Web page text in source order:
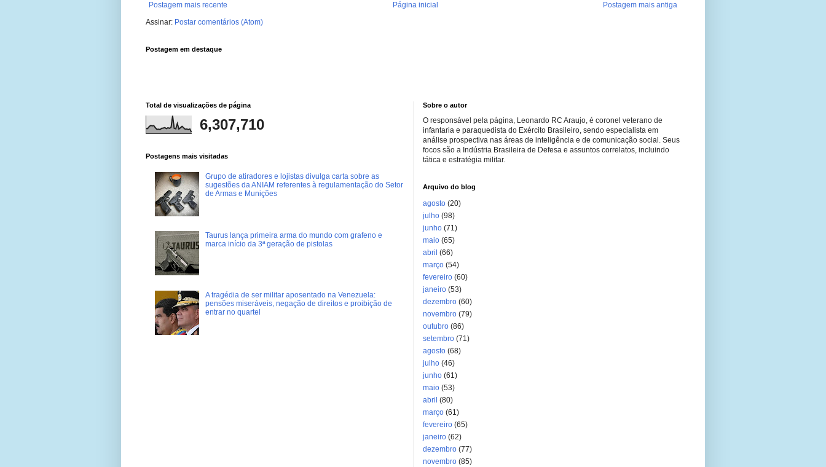
Postagem mais recente Postagem mais antiga
Página inicial
Assinar: Postar comentários (Atom)
Postagem em destaque
Total de visualizações de página
6,307,710
Postagens mais visitadas
Grupo de atiradores e lojistas divulga carta sobre as
sugestões da ANIAM referentes à regulamentação do Setor
de Armas e Munições
Taurus lança primeira arma do mundo com grafeno e
marca início da 3ª geração de pistolas
A tragédia de ser militar aposentado na Venezuela:
pensões miseráveis, negação de direitos e proibição de
entrar no quartel
Sobre o autor
O responsável pela página, Leonardo RC Araujo, é coronel veterano de
infantaria e paraquedista do Exército Brasileiro, sendo especialista em
análise prospectiva nas áreas de inteligência e de comunicação social. Seus
focos são a Indústria Brasileira de Defesa e assuntos correlatos, incluindo
tática e estratégia militar.
Arquivo do blog
agosto (20)
julho (98)
junho (71)
maio (65)
abril (66)
março (54)
fevereiro (60)
janeiro (53)
dezembro (60)
novembro (79)
outubro (86)
setembro (71)
agosto (68)
julho (46)
junho (61)
maio (53)
abril (80)
março (61)
fevereiro (65)
janeiro (62)
dezembro (77)
novembro (85)